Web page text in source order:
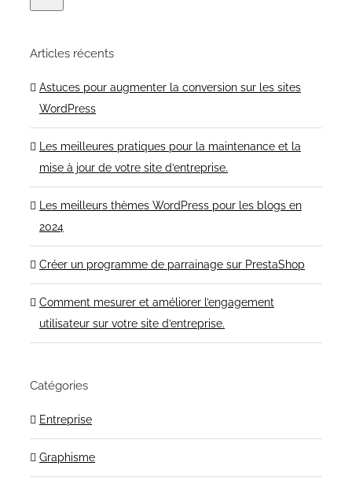
Articles récents
Astuces pour augmenter la conversion sur les sites
WordPress
Les meilleures pratiques pour la maintenance et la
mise à jour de votre site d’entreprise.
Les meilleurs thèmes WordPress pour les blogs en
2024
Créer un programme de parrainage sur PrestaShop
Comment mesurer et améliorer l’engagement
utilisateur sur votre site d’entreprise.
Catégories
Entreprise
Graphisme